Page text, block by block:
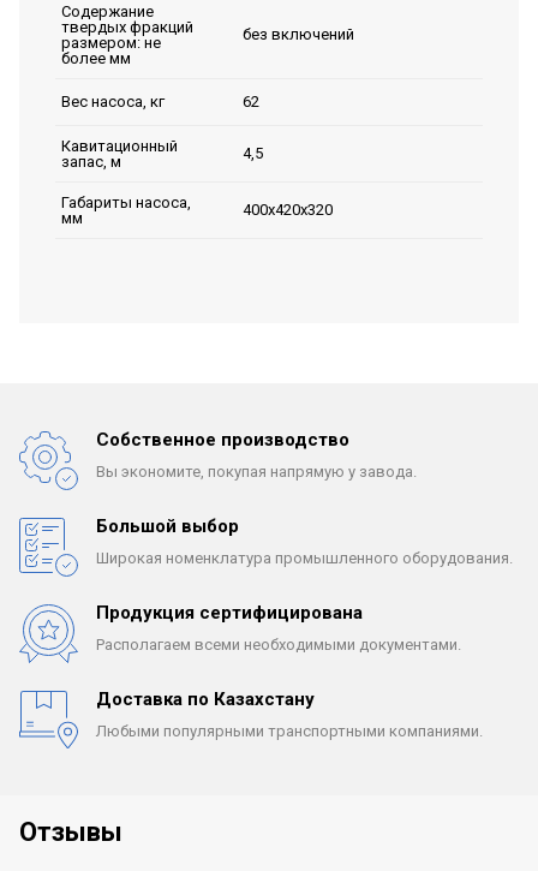
Содержание
твердых фракций
размером: не
более мм
без включений
Вес насоса, кг 62
Кавитационный
запас, м
4,5
Габариты насоса,
мм
400х420х320
Собственное производство
Вы экономите, покупая напрямую у завода.
Большой выбор
Широкая номенклатура промышленного оборудования.
Продукция сертифицирована
Располагаем всеми необходимыми документами.
Доставка по Казахстану
Любыми популярными транспортными компаниями.
Отзывы